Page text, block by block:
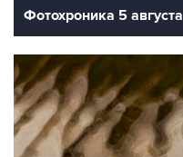
Фотохроника 5 августа